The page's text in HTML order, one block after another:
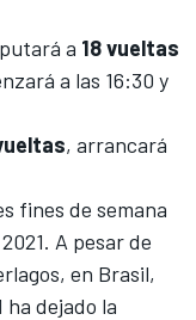
a 18 vueltas
a las 16:30 y
, arrancará
fines de semana
. A pesar de
en Brasil,
dejado la